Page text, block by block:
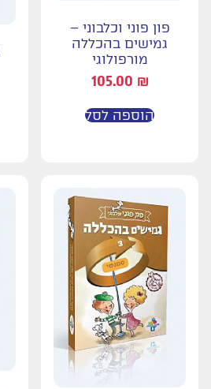
פון פוני וכלבוני –
גמישים בהכללה
מורפולוגי
105.00 ₪
הוספה לסל